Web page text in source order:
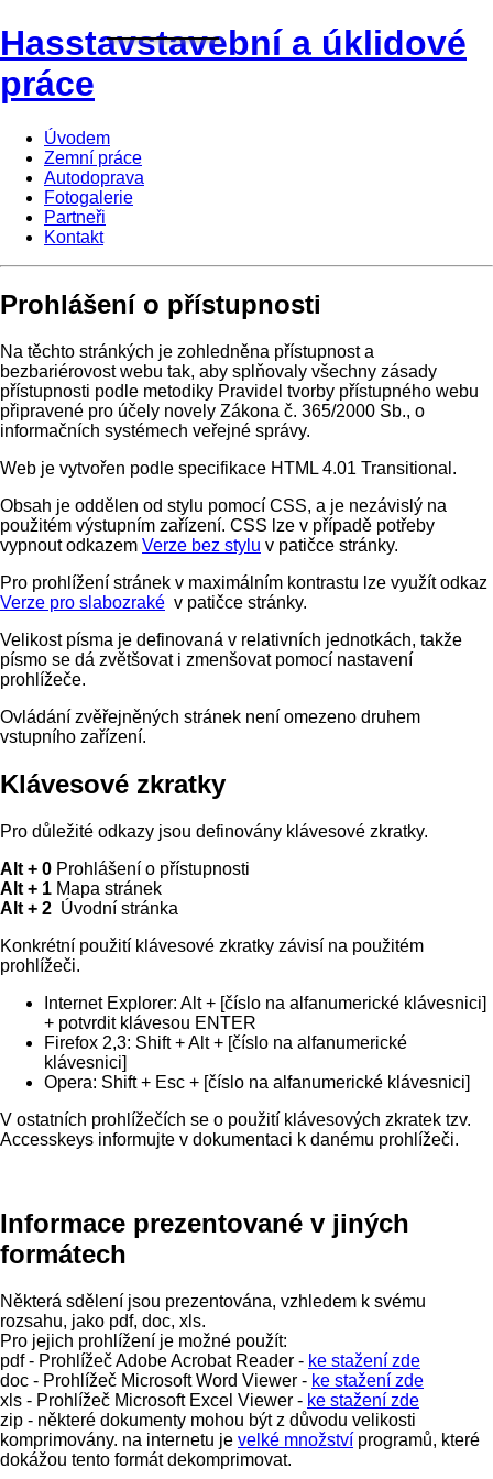
Hasstavstavební a úklidové
práce
Úvodem
Zemní práce
Autodoprava
Fotogalerie
Partneři
Kontakt
Prohlášení o přístupnosti
Na těchto stránkých je zohledněna přístupnost a
bezbariérovost webu tak, aby splňovaly všechny zásady
přístupnosti podle metodiky Pravidel tvorby přístupného webu
připravené pro účely novely Zákona č. 365/2000 Sb., o
informačních systémech veřejné správy.
Web je vytvořen podle specifikace HTML 4.01 Transitional.
Obsah je oddělen od stylu pomocí CSS, a je nezávislý na
použitém výstupním zařízení. CSS lze v případě potřeby
vypnout odkazem Verze bez stylu v patičce stránky.
Pro prohlížení stránek v maximálním kontrastu lze využít odkaz
Verze pro slabozraké v patičce stránky.
Velikost písma je definovaná v relativních jednotkách, takže
písmo se dá zvětšovat i zmenšovat pomocí nastavení
prohlížeče.
Ovládání zvěřejněných stránek není omezeno druhem
vstupního zařízení.
Klávesové zkratky
Pro důležité odkazy jsou definovány klávesové zkratky.
Alt + 0 Prohlášení o přístupnosti
Alt + 1 Mapa stránek
Alt + 2 Úvodní stránka
Konkrétní použití klávesové zkratky závisí na použitém
prohlížeči.
Internet Explorer: Alt + [číslo na alfanumerické klávesnici]
+ potvrdit klávesou ENTER
Firefox 2,3: Shift + Alt + [číslo na alfanumerické
klávesnici]
Opera: Shift + Esc + [číslo na alfanumerické klávesnici]
V ostatních prohlížečích se o použití klávesových zkratek tzv.
Accesskeys informujte v dokumentaci k danému prohlížeči.
Informace prezentované v jiných
formátech
Některá sdělení jsou prezentována, vzhledem k svému
rozsahu, jako pdf, doc, xls.
Pro jejich prohlížení je možné použít:
pdf - Prohlížeč Adobe Acrobat Reader - ke stažení zde
doc - Prohlížeč Microsoft Word Viewer - ke stažení zde
xls - Prohlížeč Microsoft Excel Viewer - ke stažení zde
zip - některé dokumenty mohou být z důvodu velikosti
komprimovány. na internetu je velké množství programů, které
dokážou tento formát dekomprimovat.